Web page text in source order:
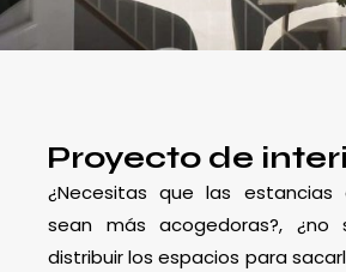
Proyecto de
¿Necesitas que las
sean más acogedoras?, ¿no
distribuir los espacios para